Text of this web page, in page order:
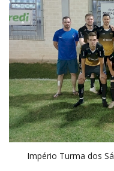
Império Turma dos